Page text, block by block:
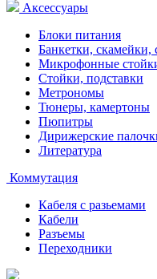
Аксессуары
Блоки питания
Банкетки, скамейки,
Микрофонные
Стойки, подставки
Метрономы
Тюнеры, камертоны
Пюпитры
Дирижерские
Литература
Коммутация
Кабеля с разьемами
Кабели
Разъемы
Переходники